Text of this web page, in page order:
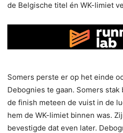
de Belgische titel én WK-limiet
Somers perste er op het einde
Debognies te gaan. Somers
de finish meteen de vuist in de
hem de WK-limiet binnen was.
bevestigde dat even later.